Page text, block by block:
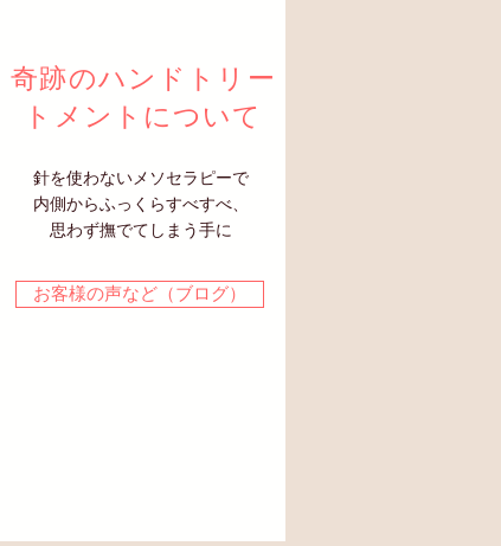
​奇跡のハンドトリー
トメントについて
針を使わないメソセラピーで
内側からふっくらすべすべ、
思わず撫でてしまう手に
お客様の声など（ブログ）